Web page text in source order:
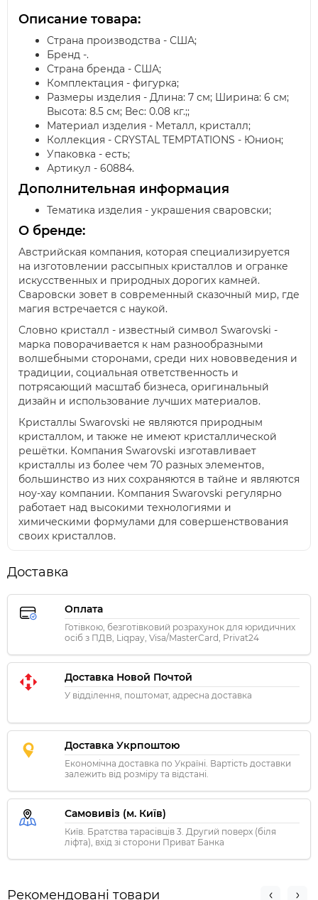
Описание товара:
Страна производства - США;
Бренд -.
Страна бренда - США;
Комплектация - фигурка;
Размеры изделия - Длина: 7 см; Ширина: 6 см;
Высота: 8.5 см; Вес: 0.08 кг.;;
Материал изделия - Металл, кристалл;
Коллекция - CRYSTAL TEMPTATIONS - Юнион;
Упаковка - есть;
Артикул - 60884.
Дополнительная информация
Тематика изделия - украшения сваровски;
О бренде:
Австрийская компания, которая специализируется
на изготовлении рассыпных кристаллов и огранке
искусственных и природных дорогих камней.
Сваровски зовет в современный сказочный мир, где
магия встречается с наукой.
Словно кристалл - известный символ Swarovski -
марка поворачивается к нам разнообразными
волшебными сторонами, среди них нововведения и
традиции, социальная ответственность и
потрясающий масштаб бизнеса, оригинальный
дизайн и использование лучших материалов.
Кристаллы Swarovski не являются природным
кристаллом, и также не имеют кристаллической
решётки. Компания Swarovski изготавливает
кристаллы из более чем 70 разных элементов,
большинство из них сохраняются в тайне и являются
ноу-хау компании. Компания Swarovski регулярно
работает над высокими технологиями и
химическими формулами для совершенствования
своих кристаллов.
Доставка
Оплата
Готівкою, безготівковий розрахунок для юридичних
осіб з ПДВ, Liqpay, Visa/MasterCard, Privat24
Доставка Новой Почтой
У відділення, поштомат, адресна доставка
Доставка Укрпоштою
Економічна доставка по Україні. Вартість доставки
залежить від розміру та відстані.
Самовивіз (м. Київ)
Київ. Братства тарасівців 3. Другий поверх (біля
ліфта), вхід зі сторони Приват Банка
Рекомендовані товари